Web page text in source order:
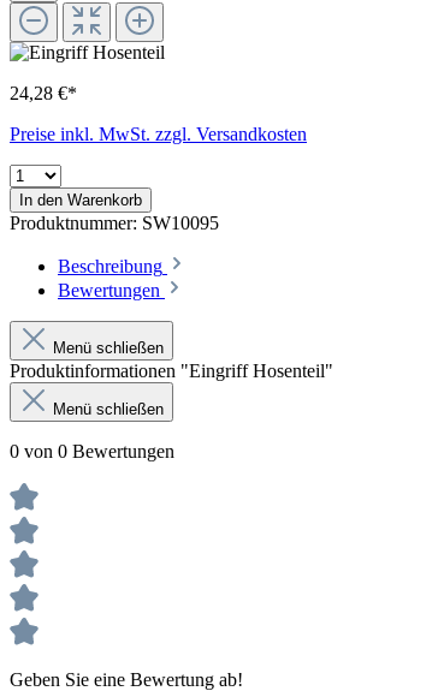
24,28 €*
Preise inkl. MwSt. zzgl. Versandkosten
In den Warenkorb
Produktnummer: SW10095
Beschreibung
Bewertungen
Menü schließen
Produktinformationen "Eingriff Hosenteil"
Menü schließen
0 von 0 Bewertungen
Geben Sie eine Bewertung ab!